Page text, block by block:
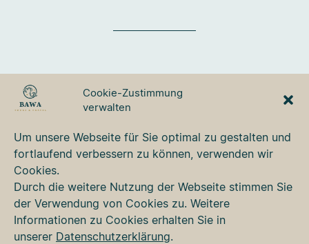
Cookie-Zustimmung
verwalten
Um unsere Webseite für Sie optimal zu gestalten und
fortlaufend verbessern zu können, verwenden wir
Cookies.
Durch die weitere Nutzung der Webseite stimmen Sie
der Verwendung von Cookies zu. Weitere
Informationen zu Cookies erhalten Sie in
unserer Datenschutzerklärung.
GmbH
Tel. +49 8331 76 42 49
bawa@bawa.de
www.bawa.de
Kontakt
Newsletter